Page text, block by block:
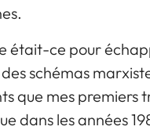
était-ce pour
schémas
que mes premiers
dans les années